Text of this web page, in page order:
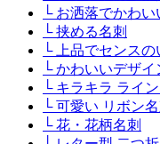
└ お洒落でかわ
└ 挟める名刺
└ 上品でセンス
└ かわいいデザイ
└ キラキラ ライ
└ 可愛い リボン名
└ 花・花柄名刺